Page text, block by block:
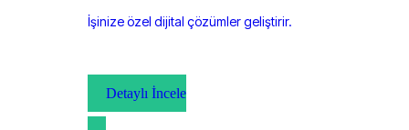
İşinize özel dijital çözümler geliştirir.
Detaylı İncele